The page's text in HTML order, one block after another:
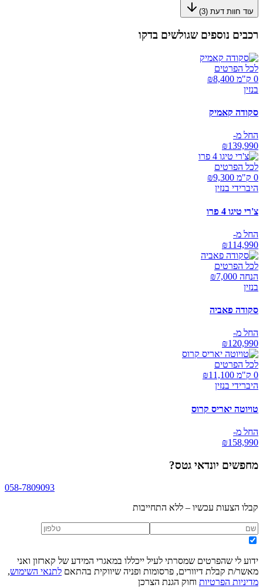
עוד חוות דעת (3
)
רכבים נוספים שגולשים בדקו
לכל הפרטים
0 ק"מ ₪
8,400
בנזין
סקודה קאמיק
החל מ-
₪139,990
לכל הפרטים
0 ק"מ ₪
9,300
היברידי בנזין
צ'רי טיגו 4 פרו
החל מ-
₪114,990
לכל הפרטים
הנחה ₪ 7,000
בנזין
סקודה פאביה
החל מ-
₪120,990
לכל הפרטים
0 ק"מ ₪
11,100
היברידי בנזין
טויוטה יאריס קרוס
החל מ-
₪158,990
מחפשים יונדאי גטס?
058-7809093
קבלו הצעות עכשיו – ללא התחייבות
ידוע לי שהפרטים שמסרתי לעיל ייכללו במאגרי המידע של קארזון ואני
מאשר/ת קבלת דיוורים, פרסומות ופניה שיווקית בהתאם לתנאי השימוש,
מדיניות הפרטיות וחוק הגנת הצרכן